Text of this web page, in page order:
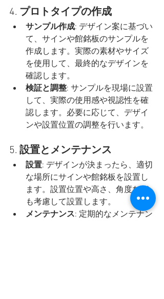
4. プロトタイプの作成
サンプル作成: デザイン案に基づい
て、サインや館銘板のサンプルを
作成します。実際の素材やサイズ
を使用して、最終的なデザインを
確認します。
検証と調整: サンプルを現場に設置
して、実際の使用感や視認性を確
認します。必要に応じて、デザイ
ンや設置位置の調整を行います。
5. 設置とメンテナンス
設置: デザインが決まったら、適切
な場所にサインや館銘板を設置し
ます。設置位置や高さ、角度など
も考慮して設置します。
メンテナンス: 定期的なメンテナン